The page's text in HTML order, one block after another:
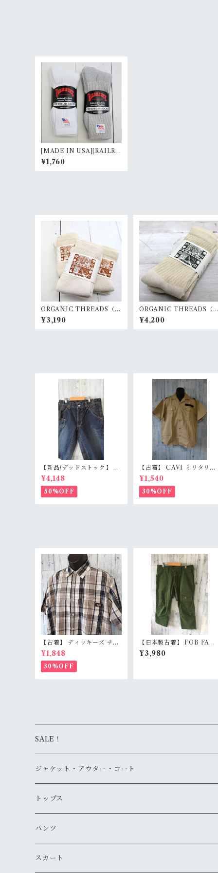
[MADE IN USA][RAILRO
AD SOCK]3P CREW WO
RK SOCKS RankS
¥1,760
ORGANIC THREADS（オ
ーガニックスレッズ）ショ
ートトップクルー3Pソック
ス RankS
¥3,190
ORGANIC THREADS（
ーガニックスレッズ）レギ
ュラークルー3Pソックス
nkS
¥4,200
【新品/デッドストック】 B
LUE WAY ブルーウェイ 日
本製 デニムショートパンツ
S/M/L（M1431-50） 膝下
丈 職人加工 アメカジ RankS
¥4,148
50%OFF
【古着】 CAVI ミリタリー
風 半袖シャツ XL（身幅
m） ベージュ 金ボタン 80s
ロック エポレット オーバー
サイズ RankB
¥1,540
30%OFF
【古着】 ディッキーズ チェ
ックシャツ 半袖 メンズ L グ
レー カーキ ベージュ アース
カラー コットン100% Rank
B
¥1,848
30%OFF
【日本製古着】 FOB
ORY クロップドパンツ M
イズ グリーン テーパード 8
ド RankB
¥3,980
SALE！
ジャケット・アウター・コート
デニムジャケット
古着
新品
レザージャケット
古着
ミリタリージャケット
トップス
ニット・セーター
古着
カーディガン
パンツ
デニム・ジーンズ
スカート